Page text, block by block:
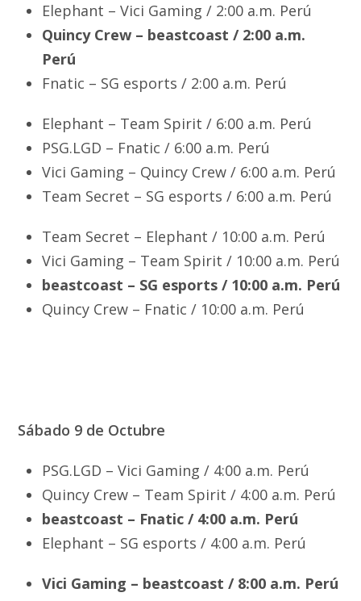
Elephant – Vici Gaming / 2:00 a.m. Perú
Quincy Crew – beastcoast / 2:00 a.m.
Perú
Fnatic – SG esports / 2:00 a.m. Perú
Elephant – Team Spirit / 6:00 a.m. Perú
PSG.LGD – Fnatic / 6:00 a.m. Perú
Vici Gaming – Quincy Crew / 6:00 a.m. Perú
Team Secret – SG esports / 6:00 a.m. Perú
Team Secret – Elephant / 10:00 a.m. Perú
Vici Gaming – Team Spirit / 10:00 a.m. Perú
beastcoast – SG esports / 10:00 a.m. Perú
Quincy Crew – Fnatic / 10:00 a.m. Perú
Sábado 9 de Octubre
PSG.LGD – Vici Gaming / 4:00 a.m. Perú
Quincy Crew – Team Spirit / 4:00 a.m. Perú
beastcoast – Fnatic / 4:00 a.m. Perú
Elephant – SG esports / 4:00 a.m. Perú
Vici Gaming – beastcoast / 8:00 a.m. Perú